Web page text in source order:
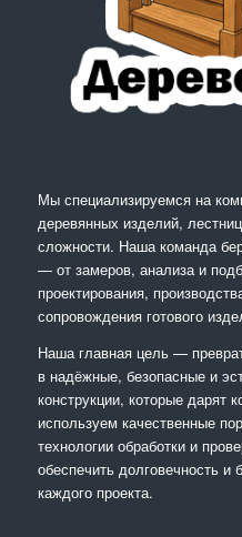
Мы специализируемся на
деревянных изделий,
сложности. Наша команда
— от замеров, анализа и
проектирования,
сопровождения готового
Наша главная цель —
в надёжные, безопасные и
конструкции, которые дарят
используем качественные
технологии обработки и
обеспечить долговечность
каждого проекта.